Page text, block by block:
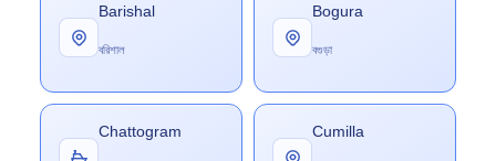
Barishal
বরিশাল
Bogura
বগুড়া
Chattogram Cumilla